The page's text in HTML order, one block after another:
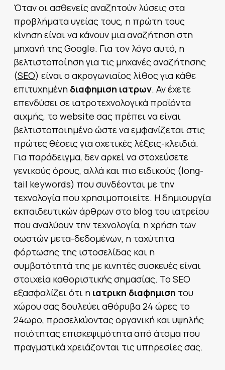
Όταν οι ασθενείς αναζητούν λύσεις στα
προβλήματα υγείας τους, η πρώτη τους
κίνηση είναι να κάνουν μια αναζήτηση στη
μηχανή της Google. Για τον λόγο αυτό, η
βελτιστοποίηση για τις μηχανές αναζήτησης
(SEO) είναι ο ακρογωνιαίος λίθος για κάθε
επιτυχημένη διαφημιση ιατρων. Αν έχετε
επενδύσει σε ιατροτεχνολογικά προϊόντα
αιχμής, το website σας πρέπει να είναι
βελτιστοποιημένο ώστε να εμφανίζεται στις
πρώτες θέσεις για σχετικές λέξεις-κλειδιά.
Για παράδειγμα, δεν αρκεί να στοχεύσετε
γενικούς όρους, αλλά και πιο ειδικούς (long-
tail keywords) που συνδέονται με την
τεχνολογία που χρησιμοποιείτε. Η δημιουργία
εκπαιδευτικών άρθρων στο blog του ιατρείου
που αναλύουν την τεχνολογία, η χρήση των
σωστών μετα-δεδομένων, η ταχύτητα
φόρτωσης της ιστοσελίδας και η
συμβατότητά της με κινητές συσκευές είναι
στοιχεία καθοριστικής σημασίας. Το SEO
εξασφαλίζει ότι η ιατρικη διαφημιση του
χώρου σας δουλεύει αθόρυβα 24 ώρες το
24ωρο, προσελκύοντας οργανική και υψηλής
ποιότητας επισκεψιμότητα από άτομα που
πραγματικά χρειάζονται τις υπηρεσίες σας.